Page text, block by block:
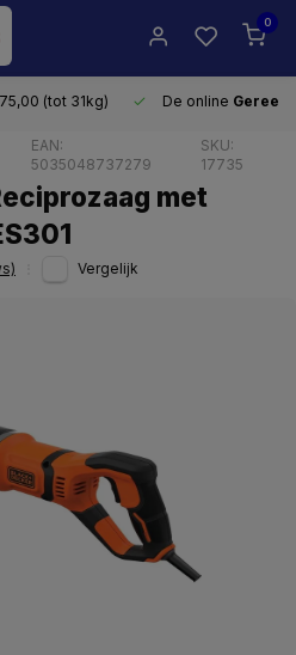
0
(tot 31kg) De online
EAN:
5035048737279
SKU:
17735
met
Vergelijk